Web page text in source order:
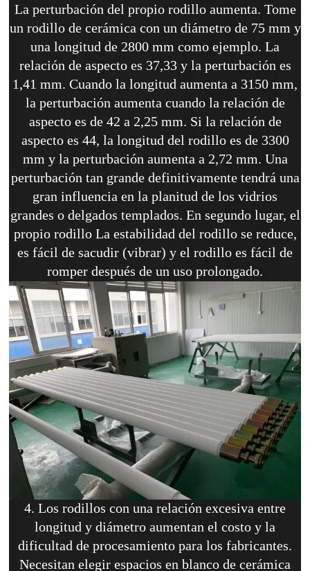
La perturbación del propio rodillo aumenta. Tome
un rodillo de cerámica con un diámetro de 75 mm y
una longitud de 2800 mm como ejemplo. La
relación de aspecto es 37,33 y la perturbación es
1,41 mm. Cuando la longitud aumenta a 3150 mm,
la perturbación aumenta cuando la relación de
aspecto es de 42 a 2,25 mm. Si la relación de
aspecto es 44, la longitud del rodillo es de 3300
mm y la perturbación aumenta a 2,72 mm. Una
perturbación tan grande definitivamente tendrá una
gran influencia en la planitud de los vidrios
grandes o delgados templados. En segundo lugar, el
propio rodillo La estabilidad del rodillo se reduce,
es fácil de sacudir (vibrar) y el rodillo es fácil de
romper después de un uso prolongado.
4. Los rodillos con una relación excesiva entre
longitud y diámetro aumentan el costo y la
dificultad de procesamiento para los fabricantes.
Necesitan elegir espacios en blanco de cerámica